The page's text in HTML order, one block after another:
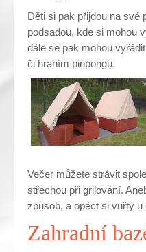
Děti si pak přijdou na své
podsadou, kde si mohou
dále se pak mohou
či hraním pinpongu.
Večer můžete strávit
střechou při grilování.
způsob, a opéct si vuřty u
Zahradní